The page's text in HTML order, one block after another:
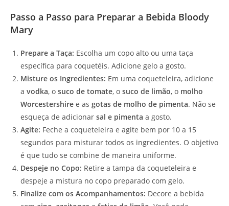
Passo a Passo para Preparar a Bebida Bloody
Mary
Prepare a Taça: Escolha um copo alto ou uma taça
específica para coquetéis. Adicione gelo a gosto.
Misture os Ingredientes: Em uma coqueteleira, adicione
a vodka, o suco de tomate, o suco de limão, o molho
Worcestershire e as gotas de molho de pimenta. Não se
esqueça de adicionar sal e pimenta a gosto.
Agite: Feche a coqueteleira e agite bem por 10 a 15
segundos para misturar todos os ingredientes. O objetivo
é que tudo se combine de maneira uniforme.
Despeje no Copo: Retire a tampa da coqueteleira e
despeje a mistura no copo preparado com gelo.
Finalize com os Acompanhamentos: Decore a bebida